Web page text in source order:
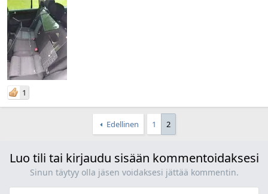
1
Edellinen 1 2
Luo tili tai kirjaudu sisään kommentoidaksesi
Sinun täytyy olla jäsen voidaksesi jättää kommentin.